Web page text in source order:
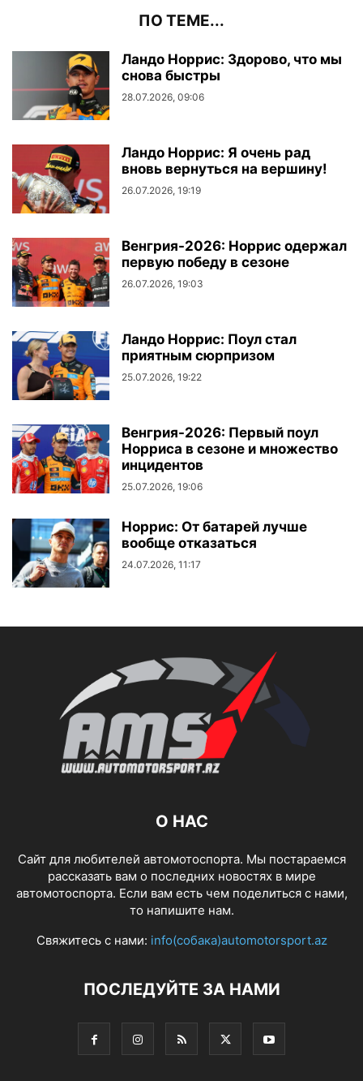
ПО ТЕМЕ...
Ландо Норрис: Здорово, что мы
снова быстры
28.07.2026, 09:06
Ландо Норрис: Я очень рад
вновь вернуться на вершину!
26.07.2026, 19:19
Венгрия-2026: Норрис одержал
первую победу в сезоне
26.07.2026, 19:03
Ландо Норрис: Поул стал
приятным сюрпризом
25.07.2026, 19:22
Венгрия-2026: Первый поул
Норриса в сезоне и множество
инцидентов
25.07.2026, 19:06
Норрис: От батарей лучше
вообще отказаться
24.07.2026, 11:17
О НАС
Сайт для любителей автомотоспорта. Мы постараемся
рассказать вам о последних новостях в мире
автомотоспорта. Если вам есть чем поделиться с нами,
то напишите нам.
Свяжитесь с нами: info(собака)automotorsport.az
ПОСЛЕДУЙТЕ ЗА НАМИ